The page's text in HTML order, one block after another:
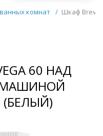
комнат / Шкаф
60 НАД